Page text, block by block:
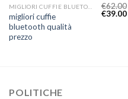
migliori cuffie
bluetooth qualità
prezzo
€62.00
€39.00
POLITICHE